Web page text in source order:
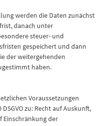
werden die Daten zunächst
danach unter
steuer- und
gespeichert und dann
der weitergehenden
haben.
Voraussetzungen
zu: Recht auf Auskunft,
Einschränkung der